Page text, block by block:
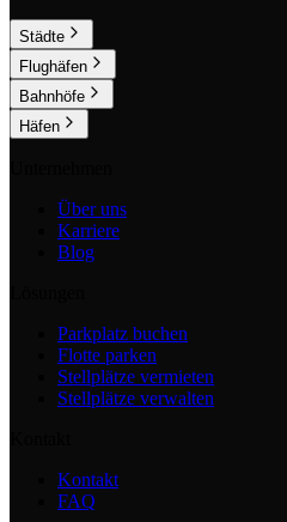
Städte
Flughäfen
Bahnhöfe
Häfen
Über uns
Karriere
Blog
Parkplatz buchen
Flotte parken
Stellplätze vermieten
Stellplätze verwalten
Kontakt
FAQ